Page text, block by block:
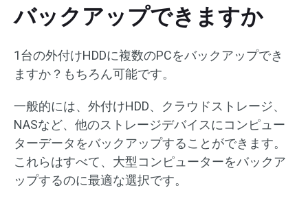
バックアップできますか
1台の外付けHDDに複数のPCをバックアップでき
ますか？もちろん可能です。
一般的には、外付けHDD、クラウドストレージ、
NASなど、他のストレージデバイスにコンピュー
ターデータをバックアップすることができます。
これらはすべて、大型コンピューターをバックア
ップするのに最適な選択です。